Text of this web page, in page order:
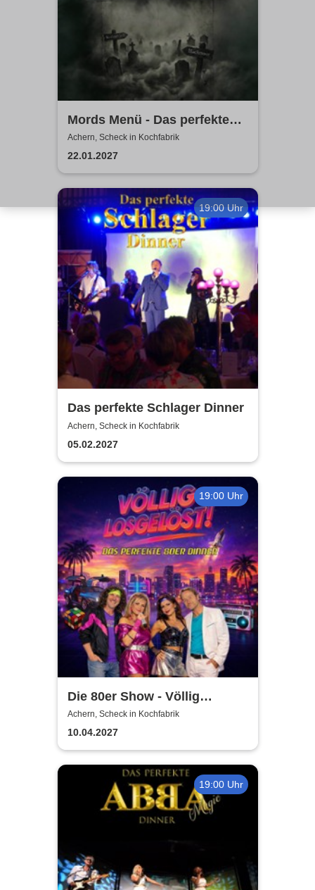
Mords Menü - Das perfekte
Krimi Dinner
Achern, Scheck in Kochfabrik
22.01.2027
19:00 Uhr
Das perfekte Schlager Dinner
Achern, Scheck in Kochfabrik
05.02.2027
19:00 Uhr
Die 80er Show - Völlig
losgelöst - Hymnen deines
Lebens
Achern, Scheck in Kochfabrik
10.04.2027
19:00 Uhr